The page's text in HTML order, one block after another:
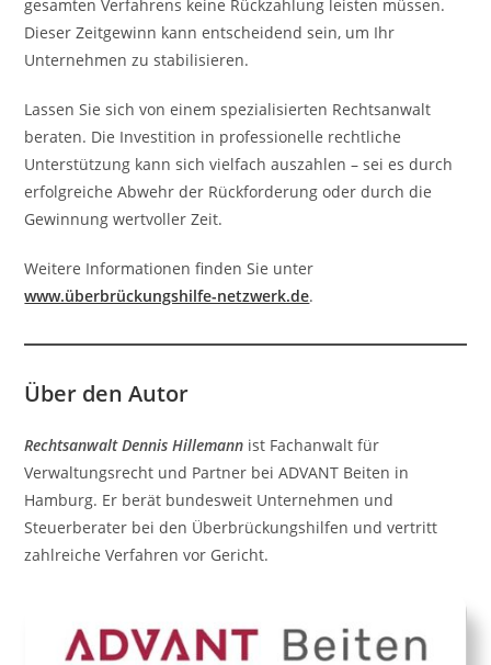
gesamten Verfahrens keine Rückzahlung leisten müssen.
Dieser Zeitgewinn kann entscheidend sein, um Ihr
Unternehmen zu stabilisieren.
Lassen Sie sich von einem spezialisierten Rechtsanwalt
beraten. Die Investition in professionelle rechtliche
Unterstützung kann sich vielfach auszahlen – sei es durch
erfolgreiche Abwehr der Rückforderung oder durch die
Gewinnung wertvoller Zeit.
Weitere Informationen finden Sie unter
www.überbrückungshilfe-netzwerk.de.
Über den Autor
Rechtsanwalt Dennis Hillemann ist Fachanwalt für
Verwaltungsrecht und Partner bei ADVANT Beiten in
Hamburg. Er berät bundesweit Unternehmen und
Steuerberater bei den Überbrückungshilfen und vertritt
zahlreiche Verfahren vor Gericht.